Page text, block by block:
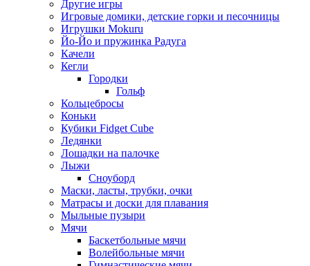
Другие игры
Игровые домики, детские горки и песочницы
Игрушки Mokuru
Йо-Йо и пружинка Радуга
Качели
Кегли
Городки
Гольф
Кольцебросы
Коньки
Кубики Fidget Cube
Ледянки
Лошадки на палочке
Лыжи
Сноуборд
Маски, ласты, трубки, очки
Матрасы и доски для плавания
Мыльные пузыри
Мячи
Баскетбольные мячи
Волейбольные мячи